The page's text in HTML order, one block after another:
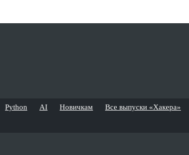
Python AI Новичкам Все выпуски «Хакера»